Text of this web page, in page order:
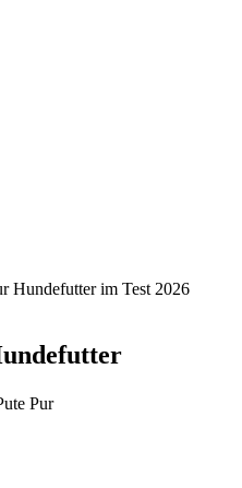
Hundefutter im Test 2026
Pur